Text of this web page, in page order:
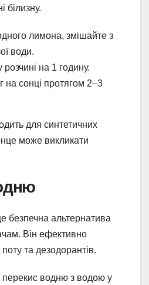
білизну.
лимона, змішайте з
води.
розчині на 1 годину.
на сонці протягом 2–3
для синтетичних
може викликати
безпечна альтернатива
Він ефективно
та дезодорантів.
перекис водню з водою у